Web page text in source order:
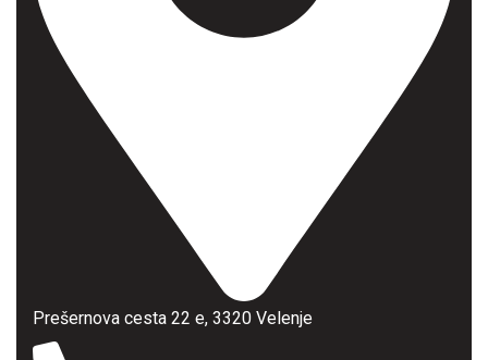
Prešernova cesta 22 e, 3320 Velenje